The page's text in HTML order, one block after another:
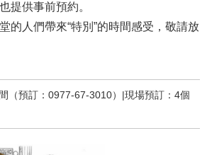
提供事前預約。
的人們帶來“特別”的時間感受，敬請放
（預訂：0977-67-3010）|現場預訂：4個